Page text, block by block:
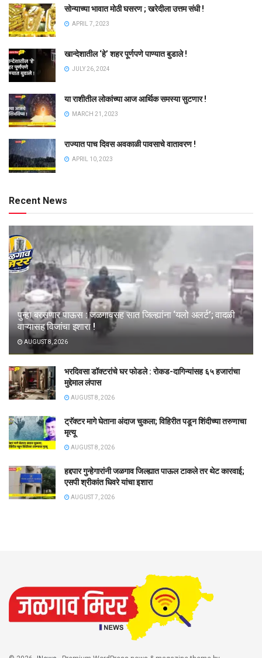
सोन्याच्या भावात मोठी घसरण ; खरेदीला उत्तम संधी !
APRIL 7, 2023
खान्देशातील ‘हे’ शहर पूर्णपणे पाण्यात बुडाले !
JULY 26, 2024
या राशीतील लोकांच्या आज आर्थिक समस्या सुटणार !
MARCH 21, 2023
राज्यात पाच दिवस अवकाळी पावसाचे वातावरण !
APRIL 10, 2023
Recent News
पुन्हा बरसणार पाऊस : जळगावसह सात जिल्ह्यांना ‘यलो अलर्ट’; वादळी
वाऱ्यासह विजांचा इशारा !
AUGUST 8, 2026
भरदिवसा डॉक्टरांचे घर फोडले : रोकड-दागिन्यांसह ६५ हजारांचा
मुद्देमाल लंपास
AUGUST 8, 2026
ट्रॅक्टर मागे घेताना अंदाज चुकला; विहिरीत पडून शिंदीच्या तरुणाचा
मृत्यू
AUGUST 8, 2026
हद्दपार गुन्हेगारांनी जळगाव जिल्ह्यात पाऊल टाकले तर थेट कारवाई;
एसपी श्रीकांत धिवरे यांचा इशारा
AUGUST 7, 2026